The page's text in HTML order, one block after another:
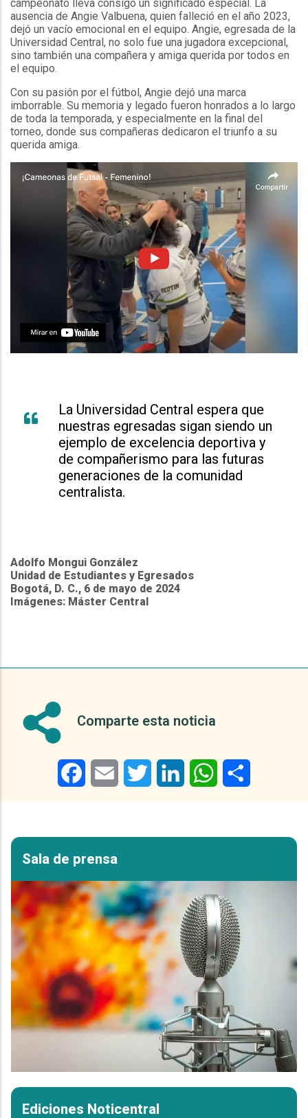
campeonato lleva consigo un significado especial. La
ausencia de Angie Valbuena, quien falleció en el año 2023,
dejó un vacío emocional en el equipo. Angie, egresada de la
Universidad Central, no solo fue una jugadora excepcional,
sino también una compañera y amiga querida por todos en
el equipo.
Con su pasión por el fútbol, Angie dejó una marca
imborrable. Su memoria y legado fueron honrados a lo largo
de toda la temporada, y especialmente en la final del
torneo, donde sus compañeras dedicaron el triunfo a su
querida amiga.
La Universidad Central espera que
nuestras egresadas sigan siendo un
ejemplo de excelencia deportiva y
de compañerismo para las futuras
generaciones de la comunidad
centralista.
Adolfo Mongui González
Unidad de Estudiantes y Egresados
Bogotá, D. C., 6 de mayo de 2024
Imágenes: Máster Central
Comparte esta noticia
FacebookEmail Twitter LinkedIn WhatsApp
Sala de prensa
Ediciones Noticentral